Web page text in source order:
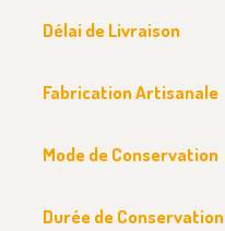
Délai de Livraison
Fabrication Artisanale
Mode de Conservation
Durée de Conservation